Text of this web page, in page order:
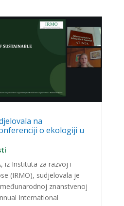
na
o ekologiji u
iz Instituta za razvoj i
(IRMO), sudjelovala je
znanstvenoj
International